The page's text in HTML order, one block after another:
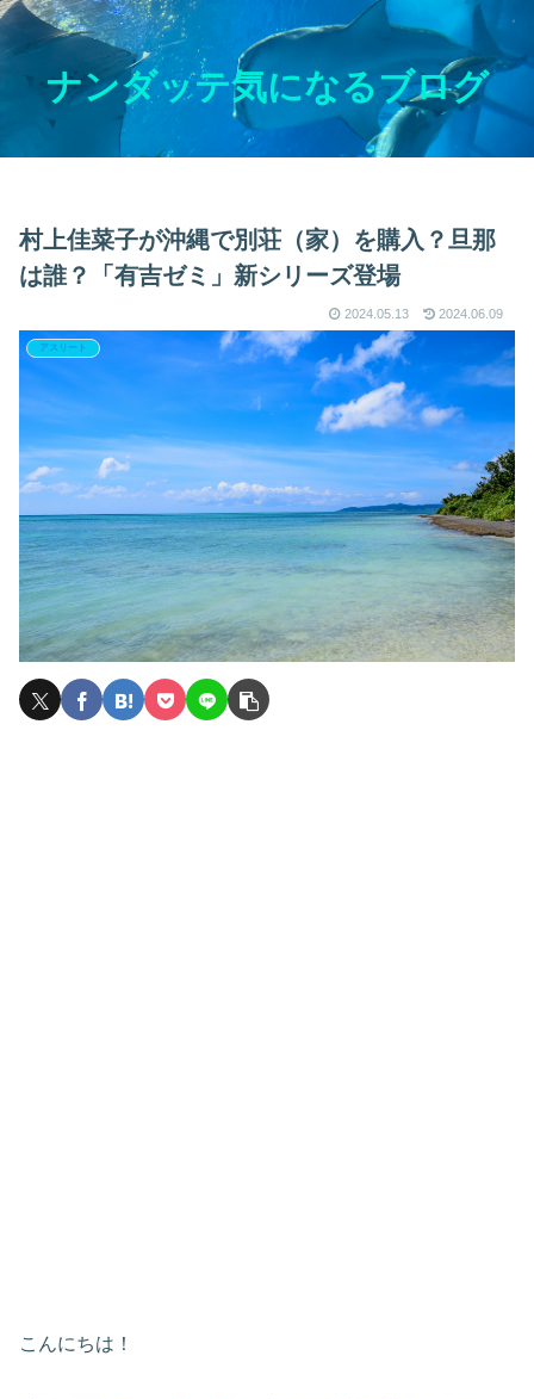
ナンダッテ気になるブログ
村上佳菜子が沖縄で別荘（家）を購入？旦那
は誰？「有吉ゼミ」新シリーズ登場
2024.05.13 2024.06.09
アスリート
こんにちは！